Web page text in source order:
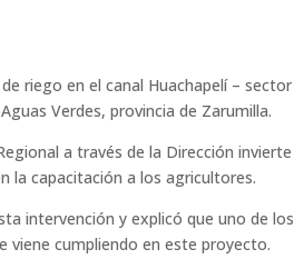
riego en el canal Huachapelí – sector
Verdes, provincia de Zarumilla.
a través de la Dirección invierte
la capacitación a los agricultores.
intervención y explicó que uno de los
viene cumpliendo en este proyecto.